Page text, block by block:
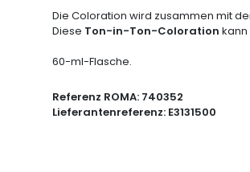
Die Coloration wird zusammen mit
Diese Ton-in-Ton-Coloration kann
60-ml-Flasche.
Referenz ROMA: 740352
Lieferantenreferenz: E3131500